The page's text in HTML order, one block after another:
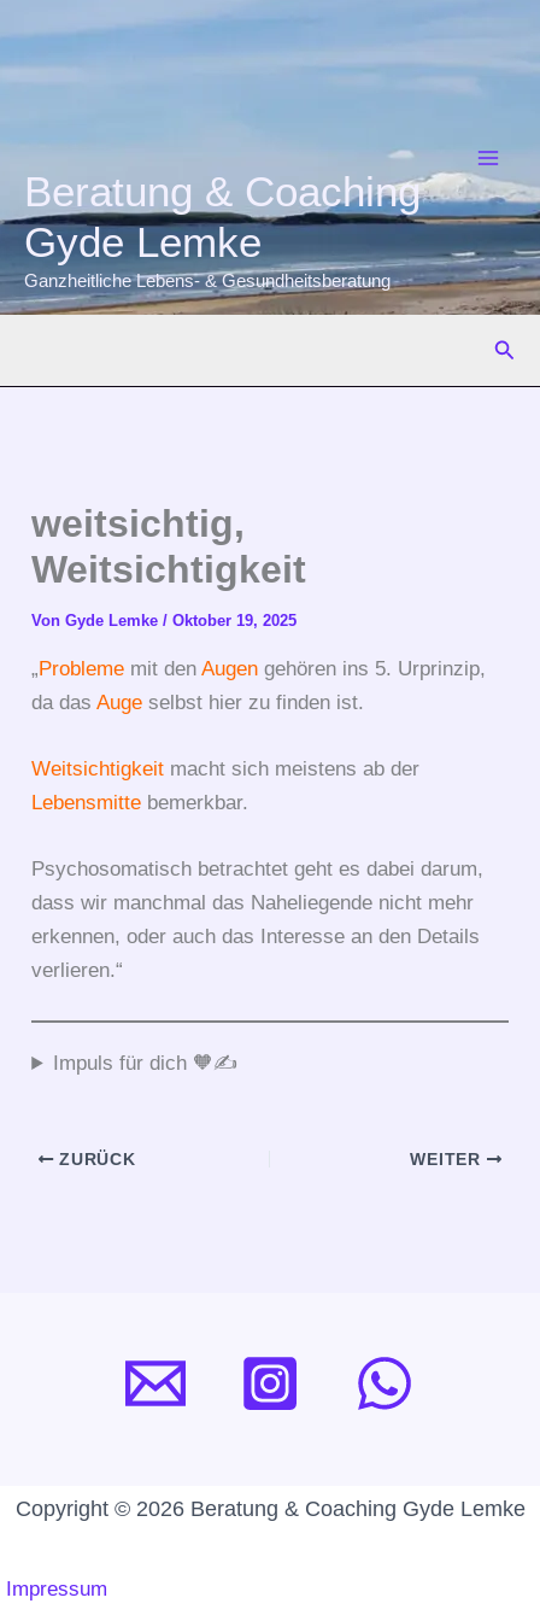
Beratung & Coaching
Gyde Lemke
Ganzheitliche Lebens- & Gesundheitsberatung
weitsichtig,
Weitsichtigkeit
VonGyde Lemke/Oktober 19, 2025
„Probleme mit denAugen gehören ins 5. Urprinzip,
da dasAuge selbst hier zu finden ist.
Weitsichtigkeit macht sich meistens ab der
Lebensmitte bemerkbar.
Psychosomatisch betrachtet geht es dabei darum,
dass wir manchmal das Naheliegende nicht mehr
erkennen, oder auch das Interesse an den Details
verlieren.“
Impuls für dich 🧡✍️
ZURÜCK WEITER
Copyright © 2026 Beratung & Coaching Gyde Lemke
Impressum